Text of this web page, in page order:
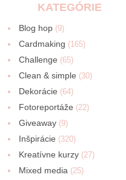
KATEGÓRIE
Blog hop (9)
Cardmaking (165)
Challenge (65)
Clean & simple (30)
Dekorácie (64)
Fotoreportáže (22)
Giveaway (9)
Inšpirácie (320)
Kreatívne kurzy (27)
Mixed media (25)